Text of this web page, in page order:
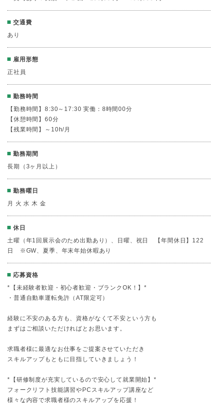
交通費
あり
雇用形態
正社員
勤務時間
【勤務時間】8:30～17:30 実働：8時間00分
【休憩時間】60分
【残業時間】～10h/月
勤務期間
長期（3ヶ月以上）
勤務曜日
月 火 水 木 金
休日
土曜（年1回展示会のため出勤あり）、日曜、祝日 【年間休日】122
日 ※GW、夏季、年末年始休暇あり
応募資格
*【未経験者歓迎・初心者歓迎・ブランクOK！】*
・普通自動車運転免許（AT限定可）
経験に不安のある方も、資格がなくて不安という方も
まずはご相談いただければとお思います。
求職者様に最適なお仕事をご提案させていただき
スキルアップもともに目指していきましょう！
*【研修制度が充実しているので安心して就業開始】*
フォークリフト技能講習やPCスキルアップ講座など
様々な内容で求職者様のスキルアップを応援！